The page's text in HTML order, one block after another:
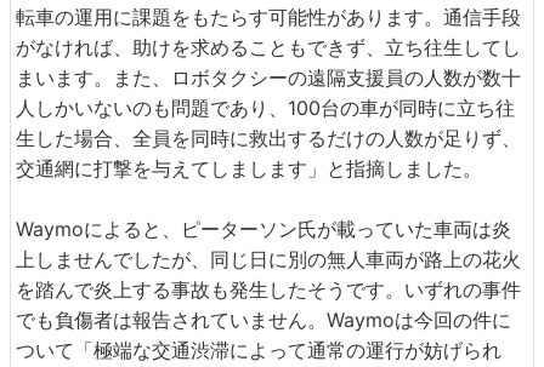
転車の運用に課題をもたらす可能性があります。通信手段
がなければ、助けを求めることもできず、立ち往生してし
まいます。また、ロボタクシーの遠隔支援員の人数が数十
人しかいないのも問題であり、100台の車が同時に立ち往
生した場合、全員を同時に救出するだけの人数が足りず、
交通網に打撃を与えてしまします」と指摘しました。
Waymoによると、ピーターソン氏が載っていた車両は炎
上しませんでしたが、同じ日に別の無人車両が路上の花火
を踏んで炎上する事故も発生したそうです。いずれの事件
でも負傷者は報告されていません。Waymoは今回の件に
ついて「極端な交通渋滞によって通常の運行が妨げられ